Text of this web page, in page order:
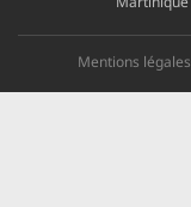
Mentions légales